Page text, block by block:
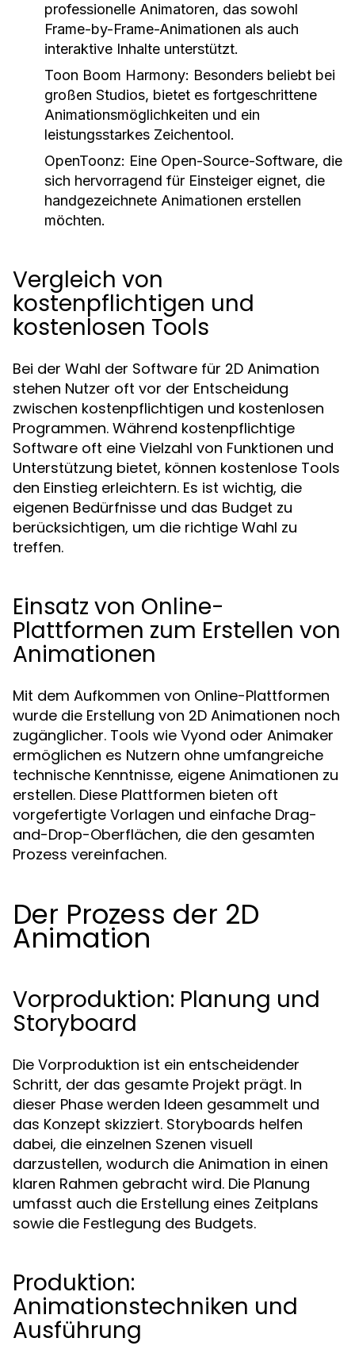
professionelle Animatoren, das sowohl
Frame-by-Frame-Animationen als auch
interaktive Inhalte unterstützt.
Toon Boom Harmony: Besonders beliebt bei
großen Studios, bietet es fortgeschrittene
Animationsmöglichkeiten und ein
leistungsstarkes Zeichentool.
OpenToonz: Eine Open-Source-Software, die
sich hervorragend für Einsteiger eignet, die
handgezeichnete Animationen erstellen
möchten.
Vergleich von
kostenpflichtigen und
kostenlosen Tools
Bei der Wahl der Software für 2D Animation
stehen Nutzer oft vor der Entscheidung
zwischen kostenpflichtigen und kostenlosen
Programmen. Während kostenpflichtige
Software oft eine Vielzahl von Funktionen und
Unterstützung bietet, können kostenlose Tools
den Einstieg erleichtern. Es ist wichtig, die
eigenen Bedürfnisse und das Budget zu
berücksichtigen, um die richtige Wahl zu
treffen.
Einsatz von Online-
Plattformen zum Erstellen von
Animationen
Mit dem Aufkommen von Online-Plattformen
wurde die Erstellung von 2D Animationen noch
zugänglicher. Tools wie Vyond oder Animaker
ermöglichen es Nutzern ohne umfangreiche
technische Kenntnisse, eigene Animationen zu
erstellen. Diese Plattformen bieten oft
vorgefertigte Vorlagen und einfache Drag-
and-Drop-Oberflächen, die den gesamten
Prozess vereinfachen.
Der Prozess der 2D
Animation
Vorproduktion: Planung und
Storyboard
Die Vorproduktion ist ein entscheidender
Schritt, der das gesamte Projekt prägt. In
dieser Phase werden Ideen gesammelt und
das Konzept skizziert. Storyboards helfen
dabei, die einzelnen Szenen visuell
darzustellen, wodurch die Animation in einen
klaren Rahmen gebracht wird. Die Planung
umfasst auch die Erstellung eines Zeitplans
sowie die Festlegung des Budgets.
Produktion:
Animationstechniken und
Ausführung